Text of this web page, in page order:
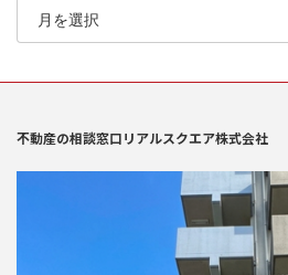
不動産の相談窓口リアルスクエア株式会社